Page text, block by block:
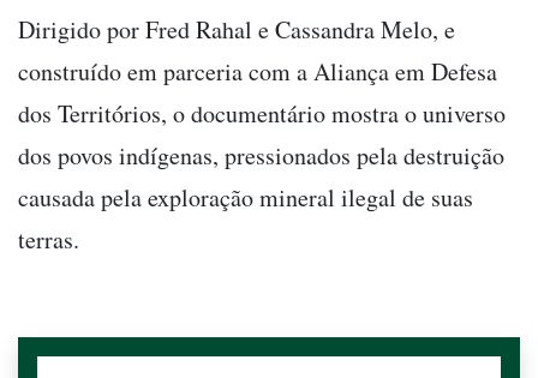
Dirigido por Fred Rahal e Cassandra Melo, e
construído em parceria com a Aliança em Defesa
dos Territórios, o documentário mostra o universo
dos povos indígenas, pressionados pela destruição
causada pela exploração mineral ilegal de suas
terras.